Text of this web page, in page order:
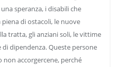
speranza, i disabili che
di ostacoli, le nuove
tratta, gli anziani soli, le vittime
dipendenza. Queste persone
accorgercene, perché